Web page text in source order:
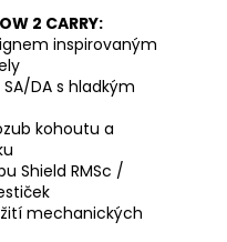
2 CARRY:
inspirovaným
DA s hladkým
kohoutu a
Shield RMSc /
mechanických